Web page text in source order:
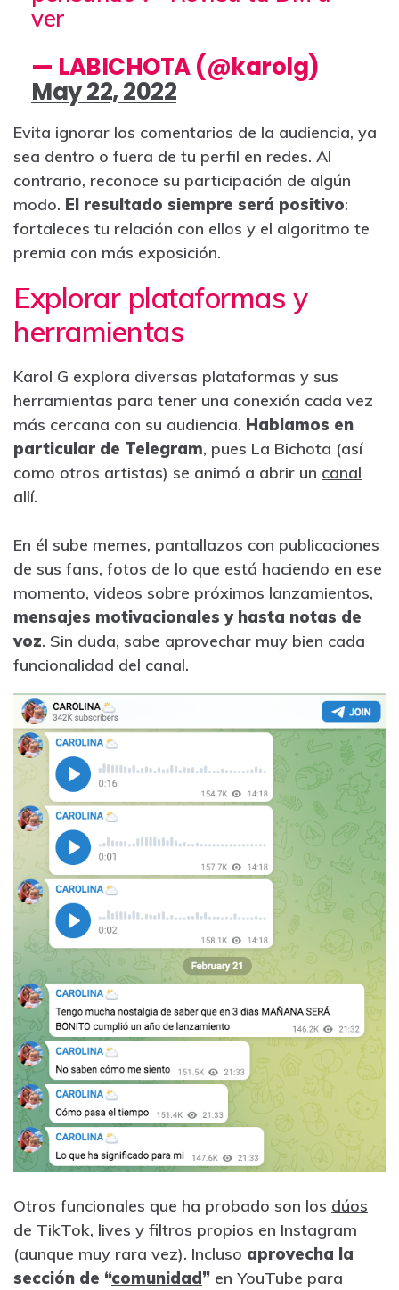
ver
— LABICHOTA (@karolg)
May 22, 2022
Evita ignorar los comentarios de la audiencia, ya
sea dentro o fuera de tu perfil en redes. Al
contrario, reconoce su participación de algún
modo. El resultado siempre será positivo:
fortaleces tu relación con ellos y el algoritmo te
premia con más exposición.
Explorar plataformas y
herramientas
Karol G explora diversas plataformas y sus
herramientas para tener una conexión cada vez
más cercana con su audiencia. Hablamos en
particular de Telegram, pues La Bichota (así
como otros artistas) se animó a abrir un canal
allí.
En él sube memes, pantallazos con publicaciones
de sus fans, fotos de lo que está haciendo en ese
momento, videos sobre próximos lanzamientos,
mensajes motivacionales y hasta notas de
voz. Sin duda, sabe aprovechar muy bien cada
funcionalidad del canal.
Otros funcionales que ha probado son los dúos
de TikTok, lives y filtros propios en Instagram
(aunque muy rara vez). Incluso aprovecha la
sección de “comunidad” en YouTube para